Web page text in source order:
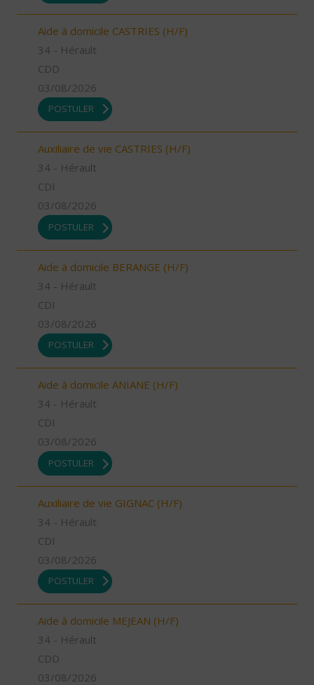
Aide à domicile CASTRIES (H/F)
34 - Hérault
CDD
03/08/2026
POSTULER
Auxiliaire de vie CASTRIES (H/F)
34 - Hérault
CDI
03/08/2026
POSTULER
Aide à domicile BERANGE (H/F)
34 - Hérault
CDI
03/08/2026
POSTULER
Aide à domicile ANIANE (H/F)
34 - Hérault
CDI
03/08/2026
POSTULER
Auxiliaire de vie GIGNAC (H/F)
34 - Hérault
CDI
03/08/2026
POSTULER
Aide à domicile MEJEAN (H/F)
34 - Hérault
CDD
03/08/2026